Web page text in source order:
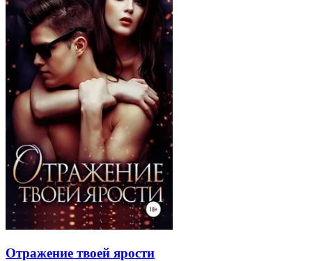
Отражение твоей ярости